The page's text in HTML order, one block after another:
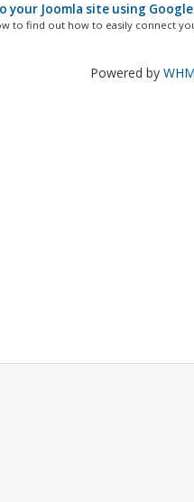
your Joomla site using
to find out how to easily connect
Powered by